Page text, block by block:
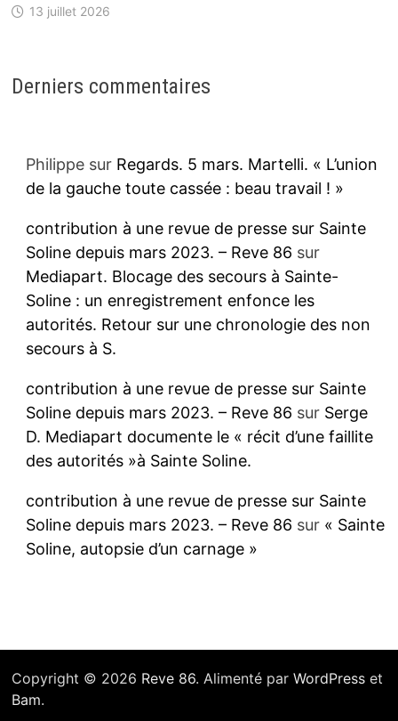
13 juillet 2026
Derniers commentaires
Philippesur Regards. 5 mars. Martelli. « L’union
de la gauche toute cassée : beau travail ! »
contribution à une revue de presse sur Sainte
Soline depuis mars 2023. – Reve 86 sur
Mediapart. Blocage des secours à Sainte-
Soline : un enregistrement enfonce les
autorités. Retour sur une chronologie des non
secours à S.
contribution à une revue de presse sur Sainte
Soline depuis mars 2023. – Reve 86 sur Serge
D. Mediapart documente le « récit d’une faillite
des autorités »à Sainte Soline.
contribution à une revue de presse sur Sainte
Soline depuis mars 2023. – Reve 86 sur « Sainte
Soline, autopsie d’un carnage »
Copyright © 2026 Reve 86. Alimenté par WordPresset
Bam.